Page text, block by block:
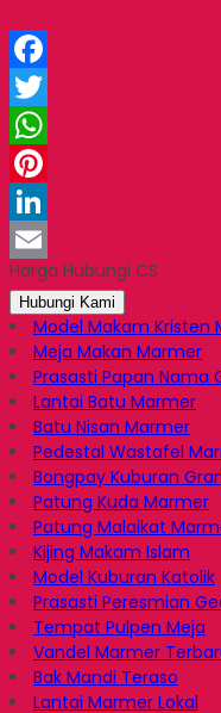
Facebook
Twitter
WhatsApp
Pinterest
LinkedIn
Email
Harga Hubungi CS
Hubungi Kami
Model Makam Kristen
Meja Makan Marmer
Prasasti Papan Nama
Lantai Batu Marmer
Batu Nisan Marmer
Pedestal Wastafel
Bongpay Kuburan
Patung Kuda Marmer
Patung Malaikat
Kijing Makam Islam
Model Kuburan Katolik
Prasasti Peresmian
Tempat Pulpen Meja
Vandel Marmer
Bak Mandi Teraso
Lantai Marmer Lokal